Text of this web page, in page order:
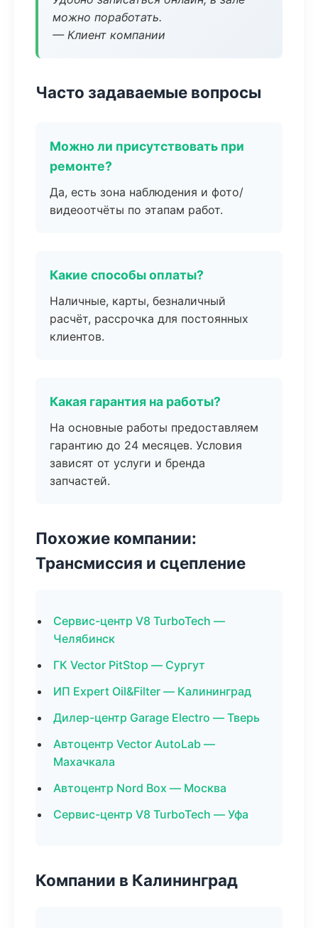
можно поработать.
— Клиент компании
Часто задаваемые вопросы
Можно ли присутствовать при
ремонте?
Да, есть зона наблюдения и фото/
видеоотчёты по этапам работ.
Какие способы оплаты?
Наличные, карты, безналичный
расчёт, рассрочка для постоянных
клиентов.
Какая гарантия на работы?
На основные работы предоставляем
гарантию до 24 месяцев. Условия
зависят от услуги и бренда
запчастей.
Похожие компании:
Трансмиссия и сцепление
Сервис-центр V8 TurboTech —
Челябинск
ГК Vector PitStop — Сургут
ИП Expert Oil&Filter — Калининград
Дилер-центр Garage Electro — Тверь
Автоцентр Vector AutoLab —
Махачкала
Автоцентр Nord Box — Москва
Сервис-центр V8 TurboTech — Уфа
Компании в Калининград